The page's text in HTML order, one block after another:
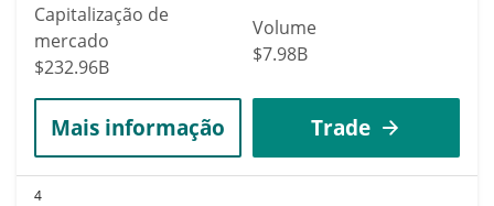
Capitalização de
mercado
$232.96B
Volume
$7.98B
Mais informação Trade
4